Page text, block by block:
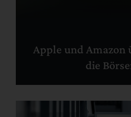
Apple und Amazon
die